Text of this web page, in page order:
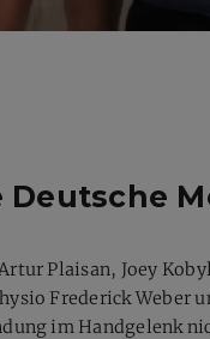
Artur Plaisan, Joey
Frederick Weber
im Handgelenk